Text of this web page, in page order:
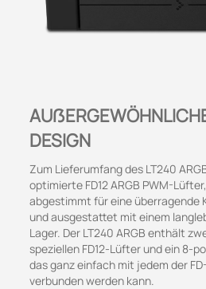
DESIGN
Zum Lieferumfang des LT240
optimierte FD12 ARGB PWM-
abgestimmt für eine überragende
und ausgestattet mit einem
Lager. Der LT240 ARGB enthält
speziellen FD12-Lüfter und ein 8-
das ganz einfach mit jedem der
verbunden werden kann.